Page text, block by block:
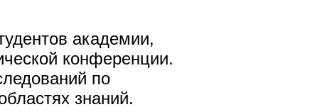
академии,
конференции.
по
знаний.